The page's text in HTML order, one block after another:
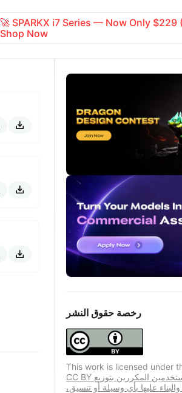
🚀 SPARKX i7 Series — Now Only $229
Shop Now



رخصة حقوق النشر
This work is licensed under
CC BY يسمح هذا الترخيص المستخدمين المكررين بتوزيع
عليها بأي وسيلة أو تنسيق،